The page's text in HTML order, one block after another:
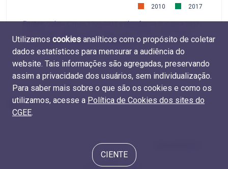
2010 2017
Fontes:Coleta Capes 1996-2012 e Plataforma Sucupira 2013-
CGEE. TabelasM.CNAE.11eD.CNAE.07
Utilizamos cookies analíticos com o propósito de coletar
dados estatísticos para mensurar a audiência do
website. Tais informações são agregadas, preservando
assim a privacidade dos usuários, sem individualização.
Para saber mais sobre o que são os cookies e como os
utilizamos, acesse a Política de Cookies dos sites do
CGEE.
CIENTE